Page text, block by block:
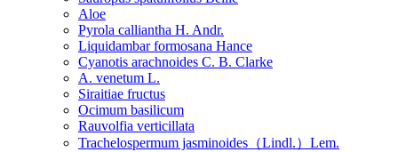
Aloe
Pyrola calliantha H. Andr.
Liquidambar formosana Hance
Cyanotis arachnoides C. B. Clarke
A. venetum L.
Siraitiae fructus
Ocimum basilicum
Rauvolfia verticillata
Trachelospermum jasminoides（Lindl.）Lem.